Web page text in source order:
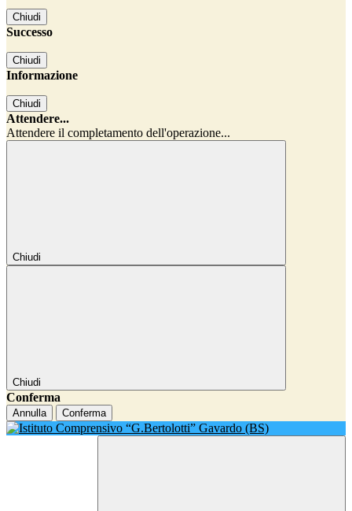
Chiudi
Successo
Chiudi
Informazione
Chiudi
Attendere...
Attendere il completamento dell'operazione...
Chiudi
Chiudi
Conferma
Annulla Conferma